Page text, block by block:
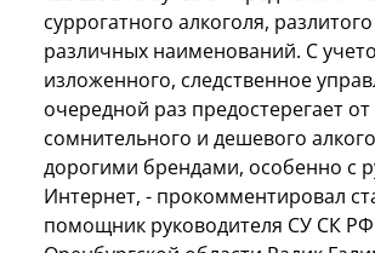
суррогатного алкоголя,
различных наименований. С
изложенного, следственное
очередной раз предостерегает
сомнительного и дешевого
дорогими брендами, особенно с
Интернет, - прокомментировал
помощник руководителя СУ СК РФ